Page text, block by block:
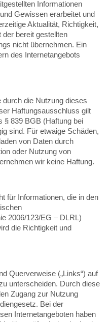
Informationen
Gewissen erarbeitet und
Aktualität, Richtigkeit,
der bereit gestellten
nicht übernehmen. Ein
des Internetangebots
durch die Nutzung dieses
Haftungsausschluss gilt
§ 839 BGB (Haftung bei
sind. Für etwaige Schäden,
von Daten durch
oder Nutzung von
wir keine Haftung.
für Informationen, die in den
2006/123/EG – DLRL)
die Richtigkeit und
Querverweise („Links“) auf
unterscheiden. Durch diese
Zugang zur Nutzung
Bei der
Internetangeboten haben